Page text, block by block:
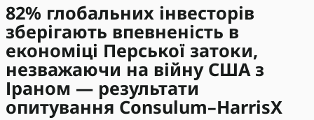
82% глобальних інвесторів
зберігають впевненість в
економіці Перської затоки,
незважаючи на війну США з
Іраном — результати
опитування Consulum–HarrisX